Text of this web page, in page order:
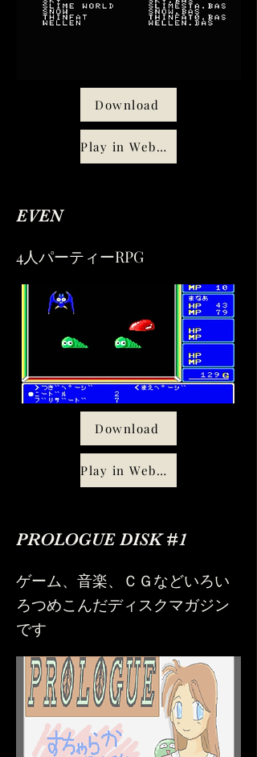
Download
Play in WebMSX
EVEN
4人パーティーRPG
Download
Play in WebMSX
PROLOGUE DISK #1
ゲーム、音楽、ＣＧなどいろい
ろつめこんだディスクマガジン
です